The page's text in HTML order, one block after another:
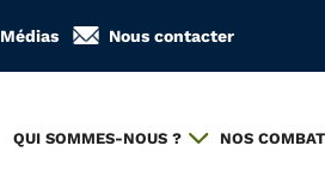
Médias Nous contacter
QUI SOMMES-NOUS ? NOS